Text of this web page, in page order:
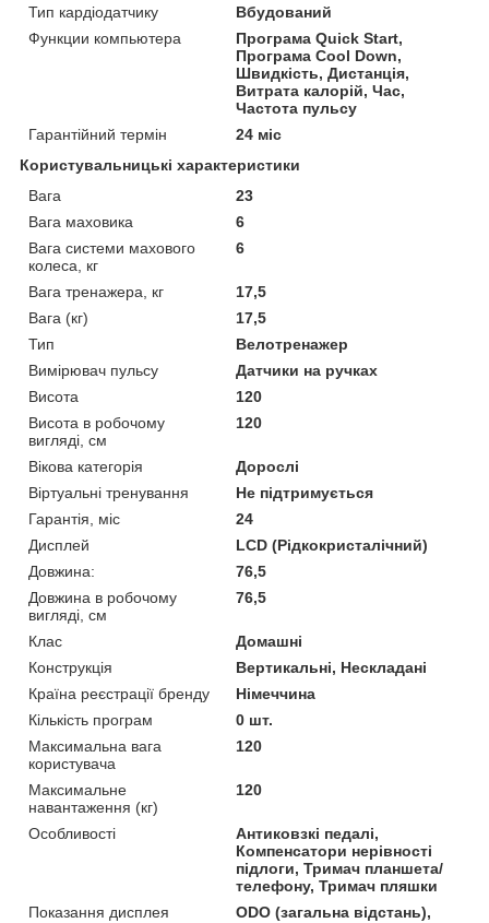
Тип кардіодатчику
Вбудований
Функции компьютера
Програма Quick Start,
Програма Cool Down,
Швидкість, Дистанція,
Витрата калорій, Час,
Частота пульсу
Гарантійний термін
24 міс
Користувальницькі характеристики
Вага
23
Вага маховика
6
Вага системи махового
колеса, кг
6
Вага тренажера, кг
17,5
Вага (кг)
17,5
Тип
Велотренажер
Вимірювач пульсу
Датчики на ручках
Висота
120
Висота в робочому
вигляді, см
120
Вікова категорія
Дорослі
Віртуальні тренування
Не підтримується
Гарантія, міс
24
Дисплей
LCD (Рідкокристалічний)
Довжина:
76,5
Довжина в робочому
вигляді, см
76,5
Клас
Домашні
Конструкція
Вертикальні, Нескладані
Країна реєстрації бренду
Німеччина
Кількість програм
0 шт.
Максимальна вага
користувача
120
Максимальне
навантаження (кг)
120
Особливості
Антиковзкі педалі,
Компенсатори нерівності
підлоги, Тримач планшета/
телефону, Тримач пляшки
Показання дисплея
ODO (загальна відстань),